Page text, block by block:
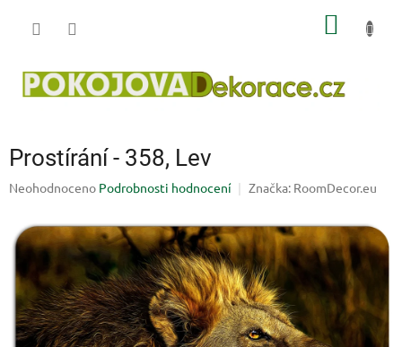
Prostírání - 358, Lev
Průměrné
produktu
je
0,0
hvězdiček.
Neohodnoceno Podrobnosti hodnocení Značka: RoomDecor.eu